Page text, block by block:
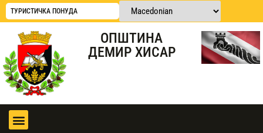
ТУРИСТИЧКА ПОНУДА
ОПШТИНА
ДЕМИР ХИСАР